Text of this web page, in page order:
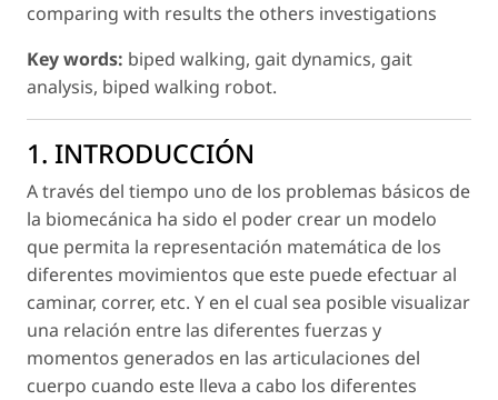
comparing with results the others investigations
Key words: biped walking, gait dynamics, gait
analysis, biped walking robot.
1. INTRODUCCIÓN
A través del tiempo uno de los problemas básicos de
la biomecánica ha sido el poder crear un modelo
que permita la representación matemática de los
diferentes movimientos que este puede efectuar al
caminar, correr, etc. Y en el cual sea posible visualizar
una relación entre las diferentes fuerzas y
momentos generados en las articulaciones del
cuerpo cuando este lleva a cabo los diferentes